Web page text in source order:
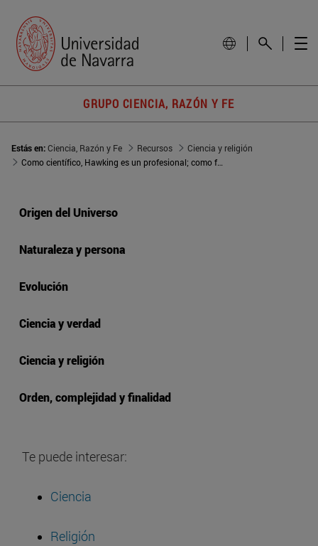
GRUPO CIENCIA, RAZÓN Y FE
Estás en:Ciencia, Razón y Fe Recursos
Ciencia y religión
Como científico, Hawking es un profesional; como filósofo, un diletante
Origen del Universo
Naturaleza y persona
Evolución
Ciencia y verdad
Ciencia y religión
Orden, complejidad y finalidad
Te puede interesar:
Ciencia
Religión